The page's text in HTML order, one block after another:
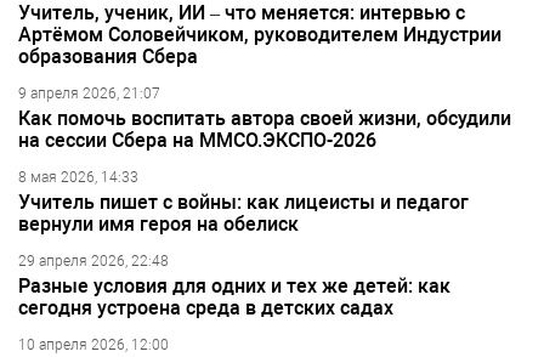
Учитель, ученик, ИИ – что меняется: интервью с
Артёмом Соловейчиком, руководителем Индустрии
образования Сбера
9 апреля 2026, 21:07
Как помочь воспитать автора своей жизни, обсудили
на сессии Сбера на ММСО.ЭКСПО-2026
8 мая 2026, 14:33
Учитель пишет с войны: как лицеисты и педагог
вернули имя героя на обелиск
29 апреля 2026, 22:48
Разные условия для одних и тех же детей: как
сегодня устроена среда в детских садах
10 апреля 2026, 12:00